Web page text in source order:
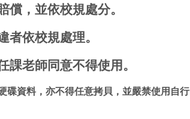
，並依校規處分。
依校規處理。
課老師同意不得使用。
碟資料，亦不得任意拷貝，並嚴禁使用自行